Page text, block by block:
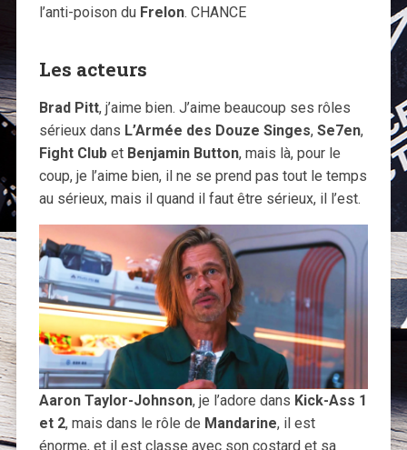
l’anti-poison du Frelon. CHANCE
Les acteurs
Brad Pitt, j’aime bien. J’aime beaucoup ses rôles
sérieux dans L’Armée des Douze Singes, Se7en,
Fight Clubet Benjamin Button, mais là, pour le
coup, je l’aime bien, il ne se prend pas tout le temps
au sérieux, mais il quand il faut être sérieux, il l’est.
Aaron Taylor-Johnson, je l’adore dans Kick-Ass 1
et 2, mais dans le rôle de Mandarine, il est
énorme, et il est classe avec son costard et sa